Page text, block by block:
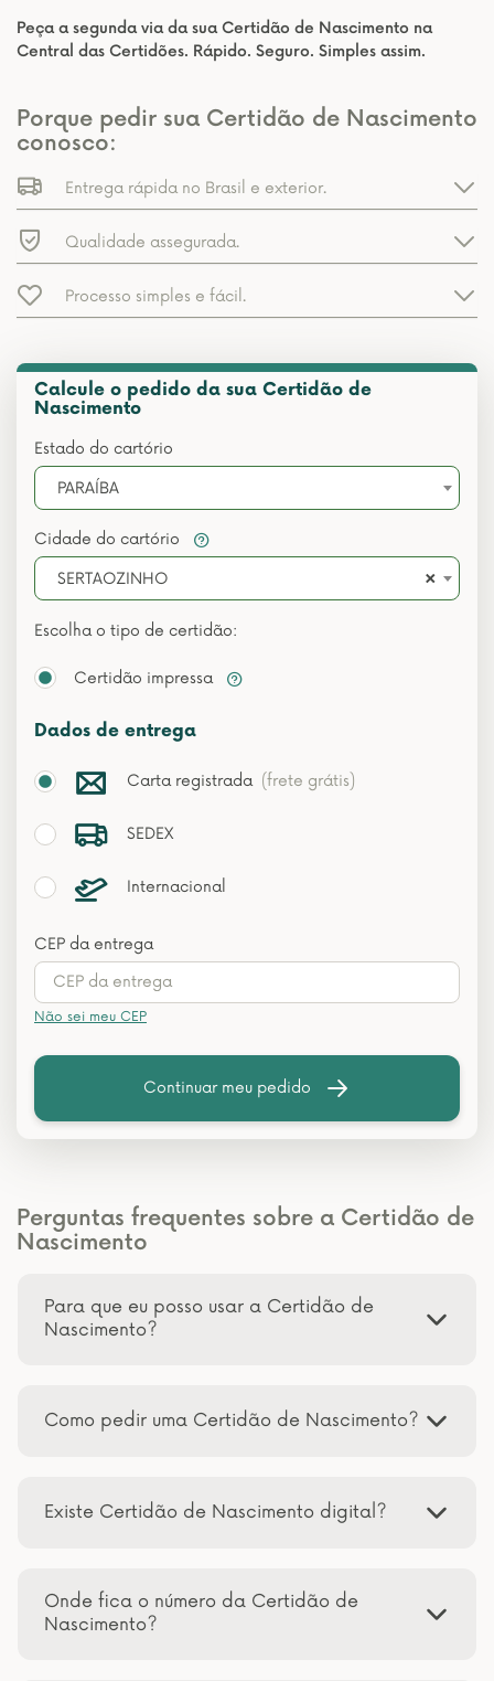
Peça a segunda via da sua Certidão de Nascimento na
Central das Certidões. Rápido. Seguro. Simples assim.
Porque pedir sua Certidão de Nascimento
conosco:
Entrega rápida no Brasil e exterior.
Qualidade assegurada.
Processo simples e fácil.
Calcule o pedido da sua Certidão de
Nascimento
Estado do cartório
PARAÍBA
Cidade do cartório
×
SERTAOZINHO
Escolha o tipo de certidão:
Certidão impressa
Dados de entrega
Carta registrada (frete grátis)
SEDEX
Internacional
CEP da entrega
Não sei meu CEP
Continuar meu pedido
Perguntas frequentes sobre a Certidão de
Nascimento
Para que eu posso usar a Certidão de
Nascimento?
Como pedir uma Certidão de Nascimento?
Existe Certidão de Nascimento digital?
Onde fica o número da Certidão de
Nascimento?